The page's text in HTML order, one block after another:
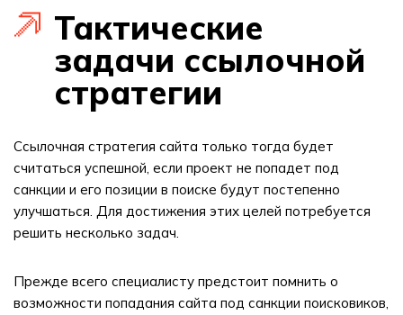
Тактические
задачи ссылочной
стратегии
Ссылочная стратегия сайта только тогда будет
считаться успешной, если проект не попадет под
санкции и его позиции в поиске будут постепенно
улучшаться. Для достижения этих целей потребуется
решить несколько задач.
Прежде всего специалисту предстоит помнить о
возможности попадания сайта под санкции поисковиков,